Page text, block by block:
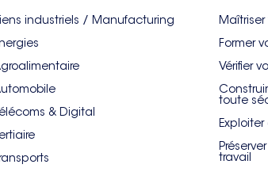
industriels / Manufacturing
& Digital
Former
Vérifier
toute
travail